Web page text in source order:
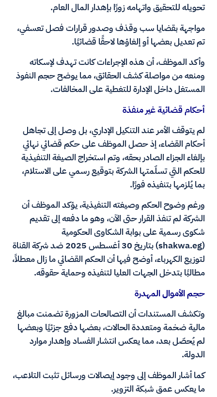
تحويله للتحقيق واتهامه زورًا بإهدار المال العام.
مواجهة بقضايا سب وقذف وصدور قرارات فصل تعسفي،
تم تعديل بعضها أو إلغاؤها لاحقًا قضائيًا.
وأكد الموظف، أن هذه الإجراءات كانت تهدف لإسكاته
ومنعه من مواصلة كشف الحقائق، مما يوضح حجم النفوذ
المستغل داخل الإدارة للتغطية على المخالفات.
أحكام قضائية غير منفذة
لم يتوقف الأمر عند التنكيل الإداري، بل وصل إلى تجاهل
أحكام القضاء، إذ حصل الموظف على حكم قضائي نهائي
بإلغاء الجزاء الصادر بحقه، وتم استخراج الصيغة التنفيذية
للحكم التي تسلّمتها الشركة بتوقيع رسمي على الاستلام،
بما يُلزمها بتنفيذه فورًا.
ورغم وضوح الحكم وصيغته التنفيذية، يؤكد الموظف أن
الشركة لم تنفذ القرار حتى الآن، وهو ما دفعه إلى تقديم
شكوى رسمية على بوابة الشكاوى الحكومية
(shakwa.eg) بتاريخ 30 أغسطس 2025 ضد شركة القناة
لتوزيع الكهرباء، أوضح فيها أن الحكم القضائي ما زال معطلاً،
مطالبًا بتدخل الجهات العليا لتنفيذه وحماية حقوقه.
حجم الأموال المهدرة
وتكشف المستندات أن التصالحات المزورة تضمنت مبالغ
مالية ضخمة ومتعددة الحالات، بعضها دفع جزئيًا وبعضها
لم يُحصّل بعد، مما يعكس انتشار الفساد وإهدار موارد
الدولة.
كما أشار الموظف إلى وجود إيصالات ورسائل تثبت التلاعب،
ما يعكس عمق شبكة التزوير.